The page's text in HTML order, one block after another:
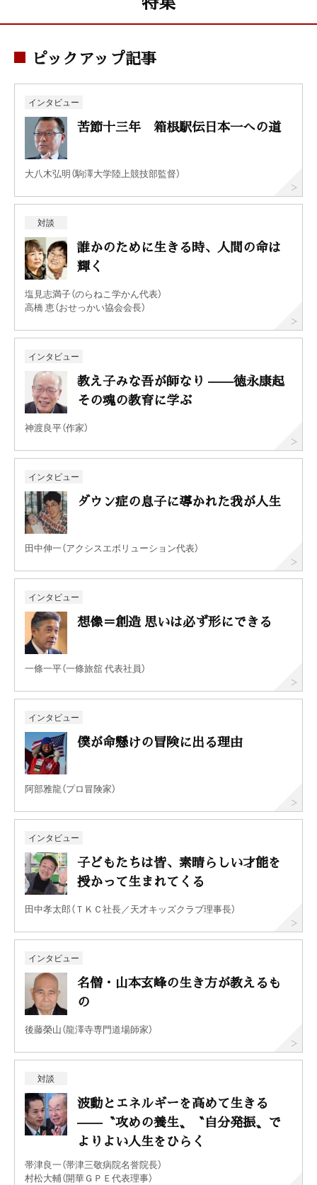
ピックアップ記事
インタビュー
苦節十三年 箱根駅伝日本一への道
大八木弘明（駒澤大学陸上競技部監督）
対談
誰かのために生きる時、人間の命は
輝く
塩見志満子（のらねこ学かん代表）
高橋 恵（おせっかい協会会長）
インタビュー
教え子みな吾が師なり ——徳永康起
その魂の教育に学ぶ
神渡良平（作家）
インタビュー
ダウン症の息子に導かれた我が人生
田中伸一（アクシスエボリューション代表）
インタビュー
想像＝創造 思いは必ず形にできる
一條一平（一條旅舘 代表社員）
インタビュー
僕が命懸けの冒険に出る理由
阿部雅龍（プロ冒険家）
インタビュー
子どもたちは皆、素晴らしい才能を
授かって生まれてくる
田中孝太郎（ＴＫＣ社長／天才キッズクラブ理事長）
インタビュー
名僧・山本玄峰の生き方が教えるも
の
後藤榮山（龍澤寺専門道場師家）
対談
波動とエネルギーを高めて生きる
——〝攻めの養生〟〝自分発振〟で
よりよい人生をひらく
帯津良一（帯津三敬病院名誉院長）
村松大輔（開華ＧＰＥ代表理事）